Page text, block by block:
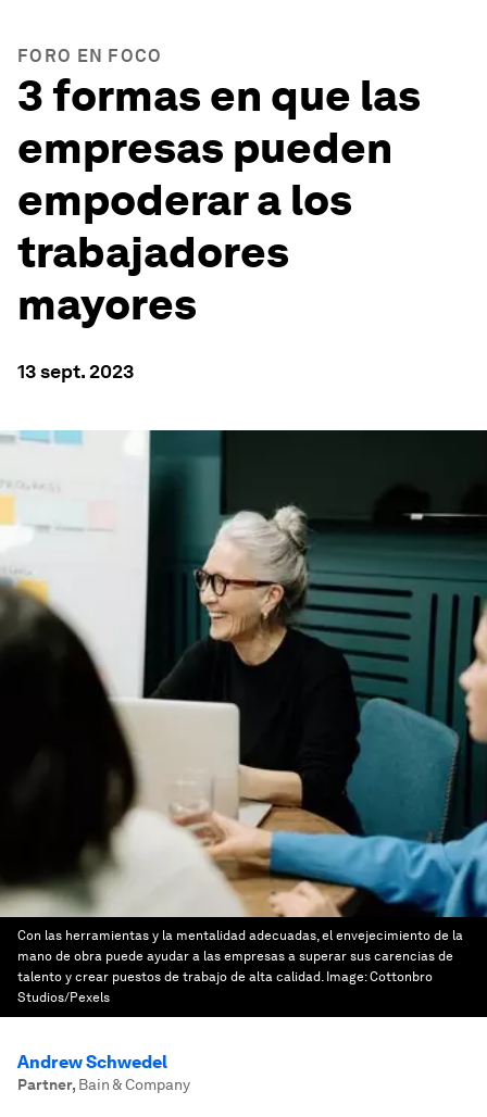
FORO EN FOCO
3 formas en que las
empresas pueden
empoderar a los
trabajadores
mayores
13 sept. 2023
Con las herramientas y la mentalidad adecuadas, el envejecimiento de la
mano de obra puede ayudar a las empresas a superar sus carencias de
talento y crear puestos de trabajo de alta calidad. Image:Cottonbro
Studios/Pexels
Andrew Schwedel
Partner, Bain & Company